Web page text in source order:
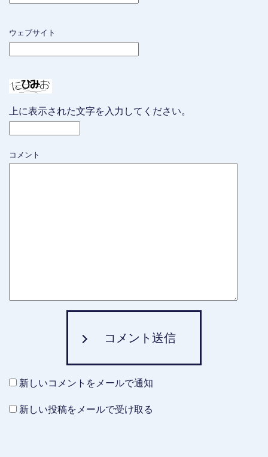
ウェブサイト
上に表示された文字を入力してください。
コメント
コメント送信
新しいコメントをメールで通知
新しい投稿をメールで受け取る